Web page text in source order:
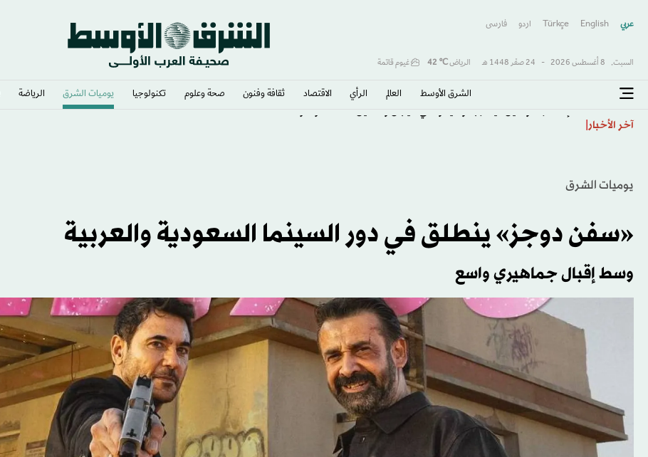
عربي English
Türkçe اردو فارسى
السبت, 8 أغسطس 2026 - 24 صفَر 1448 هـ الرياض℃
42 غيوم قاتمة
الشرق الأوسط​ العالم الرأي الاقتصاد ثقافة وفنون صحة وعلوم تكنولوجيا يوميات الشرق​ الرياضة
آخر الأخبار
يوميات الشرق
«سفن دوجز» ينطلق في دور السينما السعودية والعربية
وسط إقبال جماهيري واسع